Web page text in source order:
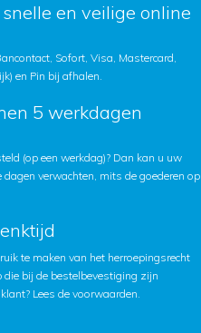
en veilige online
Sofort, Visa, Mastercard,
en Pin bij afhalen.
5 werkdagen
(op een werkdag)? Dan kan u uw
dagen verwachten, mits de goederen op
te maken van het herroepingsrecht
bij de bestelbevestiging zijn
Lees de voorwaarden.